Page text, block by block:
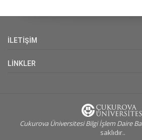
İLETİŞİM
LİNKLER
Cukurova Üniversitesi Bilgi İşlem Daire
saklıdır..